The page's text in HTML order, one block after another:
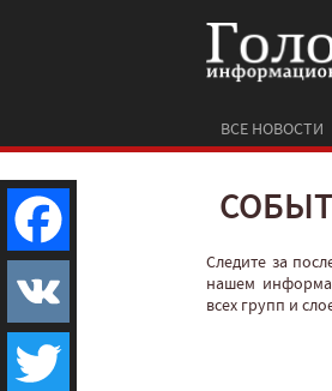
ВСЕ НОВОСТИ
Следите за
нашем
всех групп и
Facebook
VK